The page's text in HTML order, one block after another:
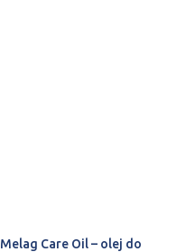
Melag Care Oil – olej do